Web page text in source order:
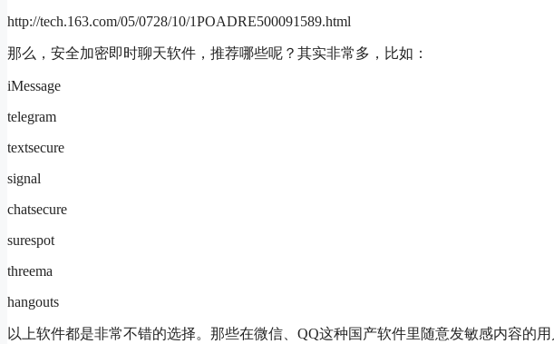
http://tech.163.com/05/0728/10/1POADRE500091589.html
那么，安全加密即时聊天软件，推荐哪些呢？其实非常多，比如：
iMessage
telegram
textsecure
signal
chatsecure
surespot
threema
hangouts
以上软件都是非常不错的选择。那些在微信、QQ这种国产软件里随意发敏感内容的